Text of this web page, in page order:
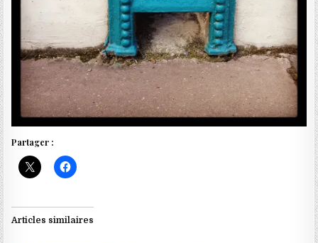
Partager :
Articles similaires